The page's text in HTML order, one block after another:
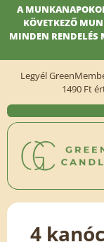
A
KÖVETKEZŐ
MINDEN RENDELÉS
Legyél
1490 Ft
4